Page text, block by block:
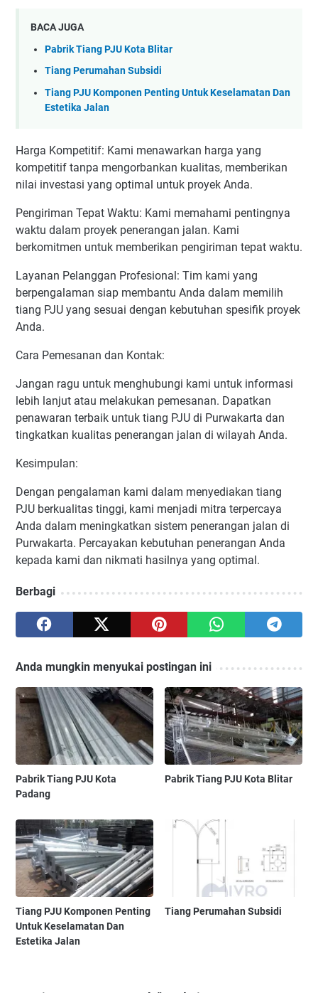
BACA JUGA
Pabrik Tiang PJU Kota Blitar
Tiang Perumahan Subsidi
Tiang PJU Komponen Penting Untuk Keselamatan Dan
Estetika Jalan
Harga Kompetitif: Kami menawarkan harga yang
kompetitif tanpa mengorbankan kualitas, memberikan
nilai investasi yang optimal untuk proyek Anda.
Pengiriman Tepat Waktu: Kami memahami pentingnya
waktu dalam proyek penerangan jalan. Kami
berkomitmen untuk memberikan pengiriman tepat waktu.
Layanan Pelanggan Profesional: Tim kami yang
berpengalaman siap membantu Anda dalam memilih
tiang PJU yang sesuai dengan kebutuhan spesifik proyek
Anda.
Cara Pemesanan dan Kontak:
Jangan ragu untuk menghubungi kami untuk informasi
lebih lanjut atau melakukan pemesanan. Dapatkan
penawaran terbaik untuk tiang PJU di Purwakarta dan
tingkatkan kualitas penerangan jalan di wilayah Anda.
Kesimpulan:
Dengan pengalaman kami dalam menyediakan tiang
PJU berkualitas tinggi, kami menjadi mitra terpercaya
Anda dalam meningkatkan sistem penerangan jalan di
Purwakarta. Percayakan kebutuhan penerangan Anda
kepada kami dan nikmati hasilnya yang optimal.
Berbagi
Anda mungkin menyukai postingan ini
Pabrik Tiang PJU Kota
Padang
Pabrik Tiang PJU Kota Blitar
Tiang PJU Komponen Penting
Untuk Keselamatan Dan
Estetika Jalan
Tiang Perumahan Subsidi